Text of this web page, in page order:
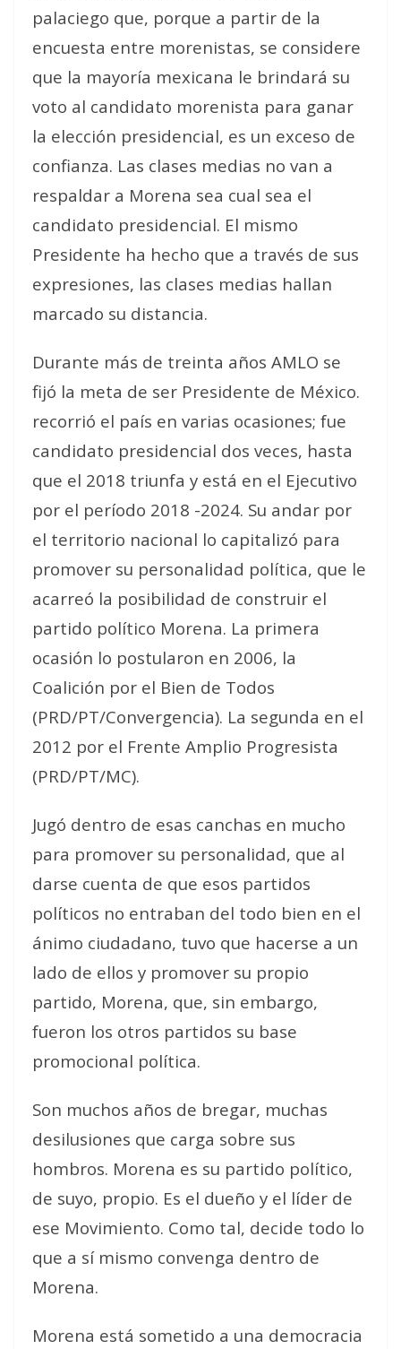
palaciego que, porque a partir de la
encuesta entre morenistas, se considere
que la mayoría mexicana le brindará su
voto al candidato morenista para ganar
la elección presidencial, es un exceso de
confianza. Las clases medias no van a
respaldar a Morena sea cual sea el
candidato presidencial. El mismo
Presidente ha hecho que a través de sus
expresiones, las clases medias hallan
marcado su distancia.
Durante más de treinta años AMLO se
fijó la meta de ser Presidente de México.
recorrió el país en varias ocasiones; fue
candidato presidencial dos veces, hasta
que el 2018 triunfa y está en el Ejecutivo
por el período 2018 -2024. Su andar por
el territorio nacional lo capitalizó para
promover su personalidad política, que le
acarreó la posibilidad de construir el
partido político Morena. La primera
ocasión lo postularon en 2006, la
Coalición por el Bien de Todos
(PRD/PT/Convergencia). La segunda en el
2012 por el Frente Amplio Progresista
(PRD/PT/MC).
Jugó dentro de esas canchas en mucho
para promover su personalidad, que al
darse cuenta de que esos partidos
políticos no entraban del todo bien en el
ánimo ciudadano, tuvo que hacerse a un
lado de ellos y promover su propio
partido, Morena, que, sin embargo,
fueron los otros partidos su base
promocional política.
Son muchos años de bregar, muchas
desilusiones que carga sobre sus
hombros. Morena es su partido político,
de suyo, propio. Es el dueño y el líder de
ese Movimiento. Como tal, decide todo lo
que a sí mismo convenga dentro de
Morena.
Morena está sometido a una democracia